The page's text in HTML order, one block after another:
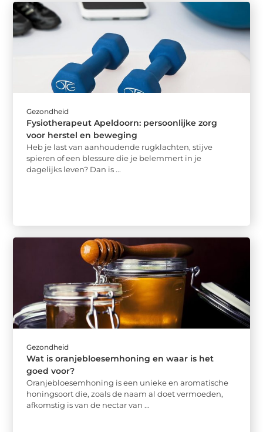
Gezondheid
Fysiotherapeut Apeldoorn: persoonlijke zorg
voor herstel en beweging
Heb je last van aanhoudende rugklachten, stijve
spieren of een blessure die je belemmert in je
dagelijks leven? Dan is ...
Gezondheid
Wat is oranjebloesemhoning en waar is het
goed voor?
Oranjebloesemhoning is een unieke en aromatische
honingsoort die, zoals de naam al doet vermoeden,
afkomstig is van de nectar van ...